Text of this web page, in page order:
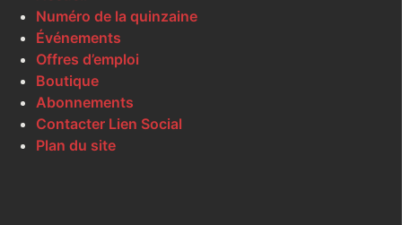
Numéro de la quinzaine
Événements
Offres d’emploi
Boutique
Abonnements
Contacter Lien Social
Plan du site